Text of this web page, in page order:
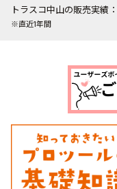
トラスコ中山の販売実績：
※直近1年間